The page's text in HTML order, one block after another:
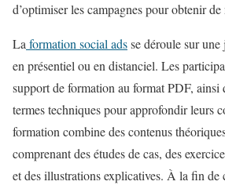
d’optimiser les campagnes pour obtenir
Laformation social adsse déroule sur une
en présentiel ou en distanciel. Les
support de formation au format PDF, ainsi
termes techniques pour approfondir leurs
formation combine des contenus
comprenant des études de cas, des
et des illustrations explicatives. À la fin de